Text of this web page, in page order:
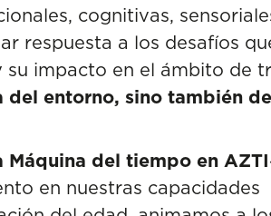
cognitivas,
respuesta a los desafíos
impacto en el ámbito de
entorno, sino también
Máquina del tiempo en AZTI
en nuestras capacidades